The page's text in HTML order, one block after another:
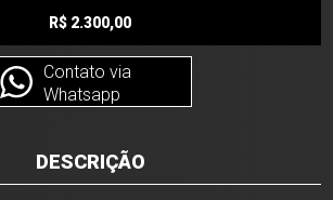
R$ 2.300,00
Contato via
Whatsapp
DESCRIÇÃO